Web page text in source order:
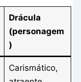
Drácula
(personagem
)
Carismático,